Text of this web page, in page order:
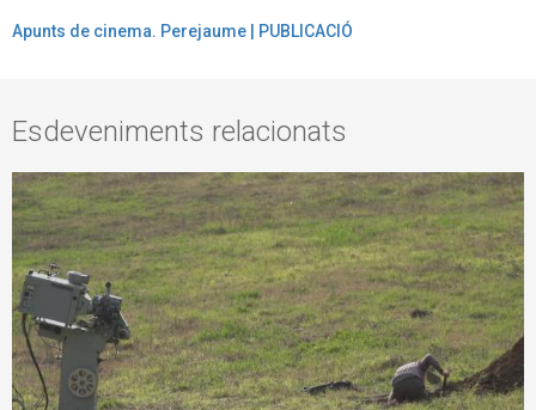
Apunts de cinema. Perejaume | PUBLICACIÓ
Esdeveniments relacionats